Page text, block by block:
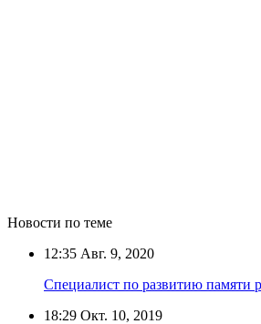
Новости по теме
12:35 Авг. 9, 2020
Специалист по развитию памяти
18:29 Окт. 10, 2019